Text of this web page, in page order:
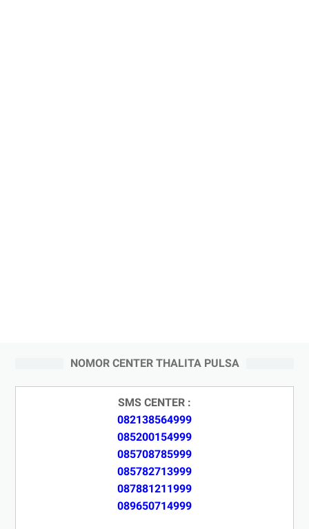
NOMOR CENTER THALITA PULSA
SMS CENTER :
082138564999
085200154999
085708785999
085782713999
087881211999
089650714999